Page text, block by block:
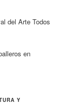
del Arte Todos
en
Y